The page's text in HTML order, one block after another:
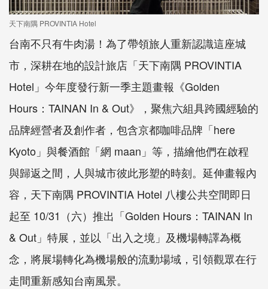
天下南隅 PROVINTIA Hotel
台南不只有牛肉湯！為了帶領旅人重新認識這座城
市，深耕在地的設計旅店「天下南隅 PROVINTIA
Hotel」今年度發行新一季主題畫報《Golden
Hours：TAINAN In & Out》，聚焦六組具跨國經驗的
品牌經營者及創作者，包含京都咖啡品牌「here
Kyoto」與餐酒館「網 maan」等，描繪他們在啟程
與歸返之間，人與城市彼此形塑的時刻。延伸畫報內
容，天下南隅 PROVINTIA Hotel 八樓公共空間即日
起至 10/31（六）推出「Golden Hours：TAINAN In
& Out」特展，並以「出入之境」及機場轉譯為概
念，將展場轉化為機場般的流動場域，引領觀眾在行
走間重新感知台南風景。